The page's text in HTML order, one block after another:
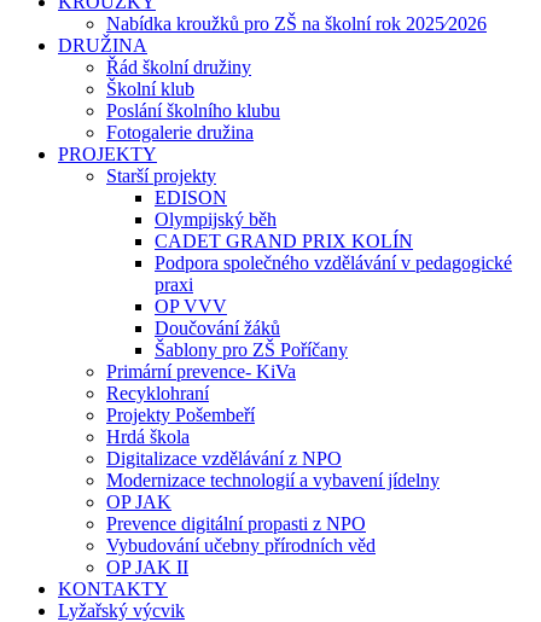
Nabídka kroužků pro ZŠ na školní rok 2025⁄2026
DRUŽINA
Řád školní družiny
Školní klub
Poslání školního klubu
Fotogalerie družina
PROJEKTY
Starší projekty
EDISON
Olympijský běh
CADET GRAND PRIX KOLÍN
Podpora společného vzdělávání v pedagogické
praxi
OP VVV
Doučování žáků
Šablony pro ZŠ Poříčany
Primární prevence- KiVa
Recyklohraní
Projekty Pošembeří
Hrdá škola
Digitalizace vzdělávání z NPO
Modernizace technologií a vybavení jídelny
OP JAK
Prevence digitální propasti z NPO
Vybudování učebny přírodních věd
OP JAK II
KONTAKTY
Lyžařský výcvik